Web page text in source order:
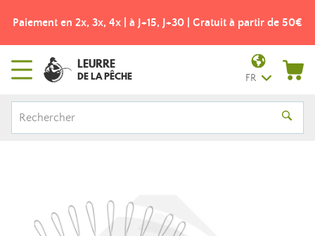
Paiement en 2x, 3x, 4x | à J+15, J+30 | Gratuit à partir de 50€
LEURRE
DE LA PÊCHE FR